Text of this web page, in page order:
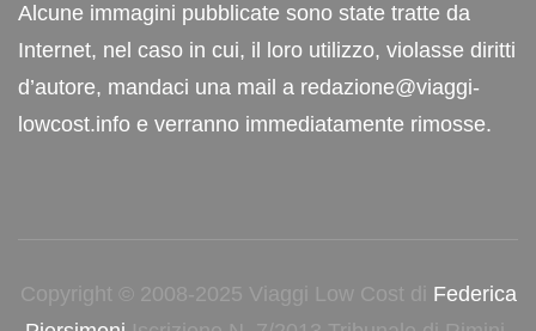
Alcune immagini pubblicate sono state tratte da
Internet, nel caso in cui, il loro utilizzo, violasse diritti
d’autore, mandaci una mail a redazione@viaggi-
lowcost.info e verranno immediatamente rimosse.
Copyright © 2008-2025 Viaggi Low Cost di Federica